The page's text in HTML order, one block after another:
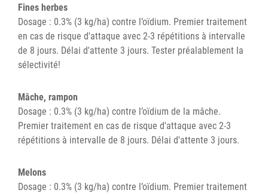
Fines herbes
Dosage : 0.3% (3 kg/ha) contre l’oïdium. Premier traitement
en cas de risque d'attaque avec 2-3 répétitions à intervalle
de 8 jours. Délai d'attente 3 jours. Tester préalablement la
sélectivité!
Mâche, rampon
Dosage : 0.3% (3 kg/ha) contre l’oïdium de la mâche.
Premier traitement en cas de risque d'attaque avec 2-3
répétitions à intervalle de 8 jours. Délai d'attente 3 jours.
Melons
Dosage : 0.3% (3 kg/ha) contre l’oïdium. Premier traitement